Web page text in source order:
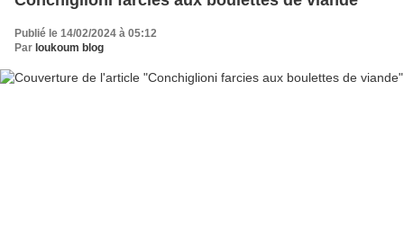
Publié le 14/02/2024 à 05:12
Par loukoum blog